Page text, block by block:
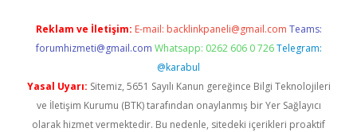
Reklam ve İletişim: E-mail: backlinkpaneli@gmail.com Teams:
forumhizmeti@gmail.com Whatsapp: 0262 606 0 726 Telegram:
@karabul
Yasal Uyarı: Sitemiz, 5651 Sayılı Kanun gereğince Bilgi Teknolojileri
ve İletişim Kurumu (BTK) tarafından onaylanmış bir Yer Sağlayıcı
olarak hizmet vermektedir. Bu nedenle, sitedeki içerikleri proaktif